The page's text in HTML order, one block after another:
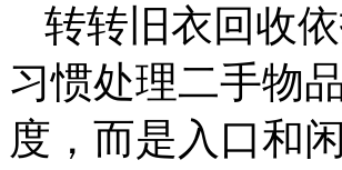
转转旧衣回收
习惯处理二手物
度，而是入口和